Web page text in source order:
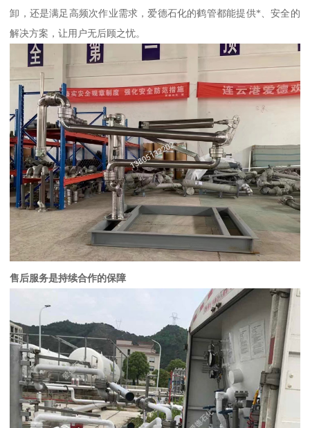
卸，还是满足高频次作业需求，爱德石化的鹤管都能提供*、安全的
解决方案，让用户无后顾之忧。
售后服务是持续合作的保障